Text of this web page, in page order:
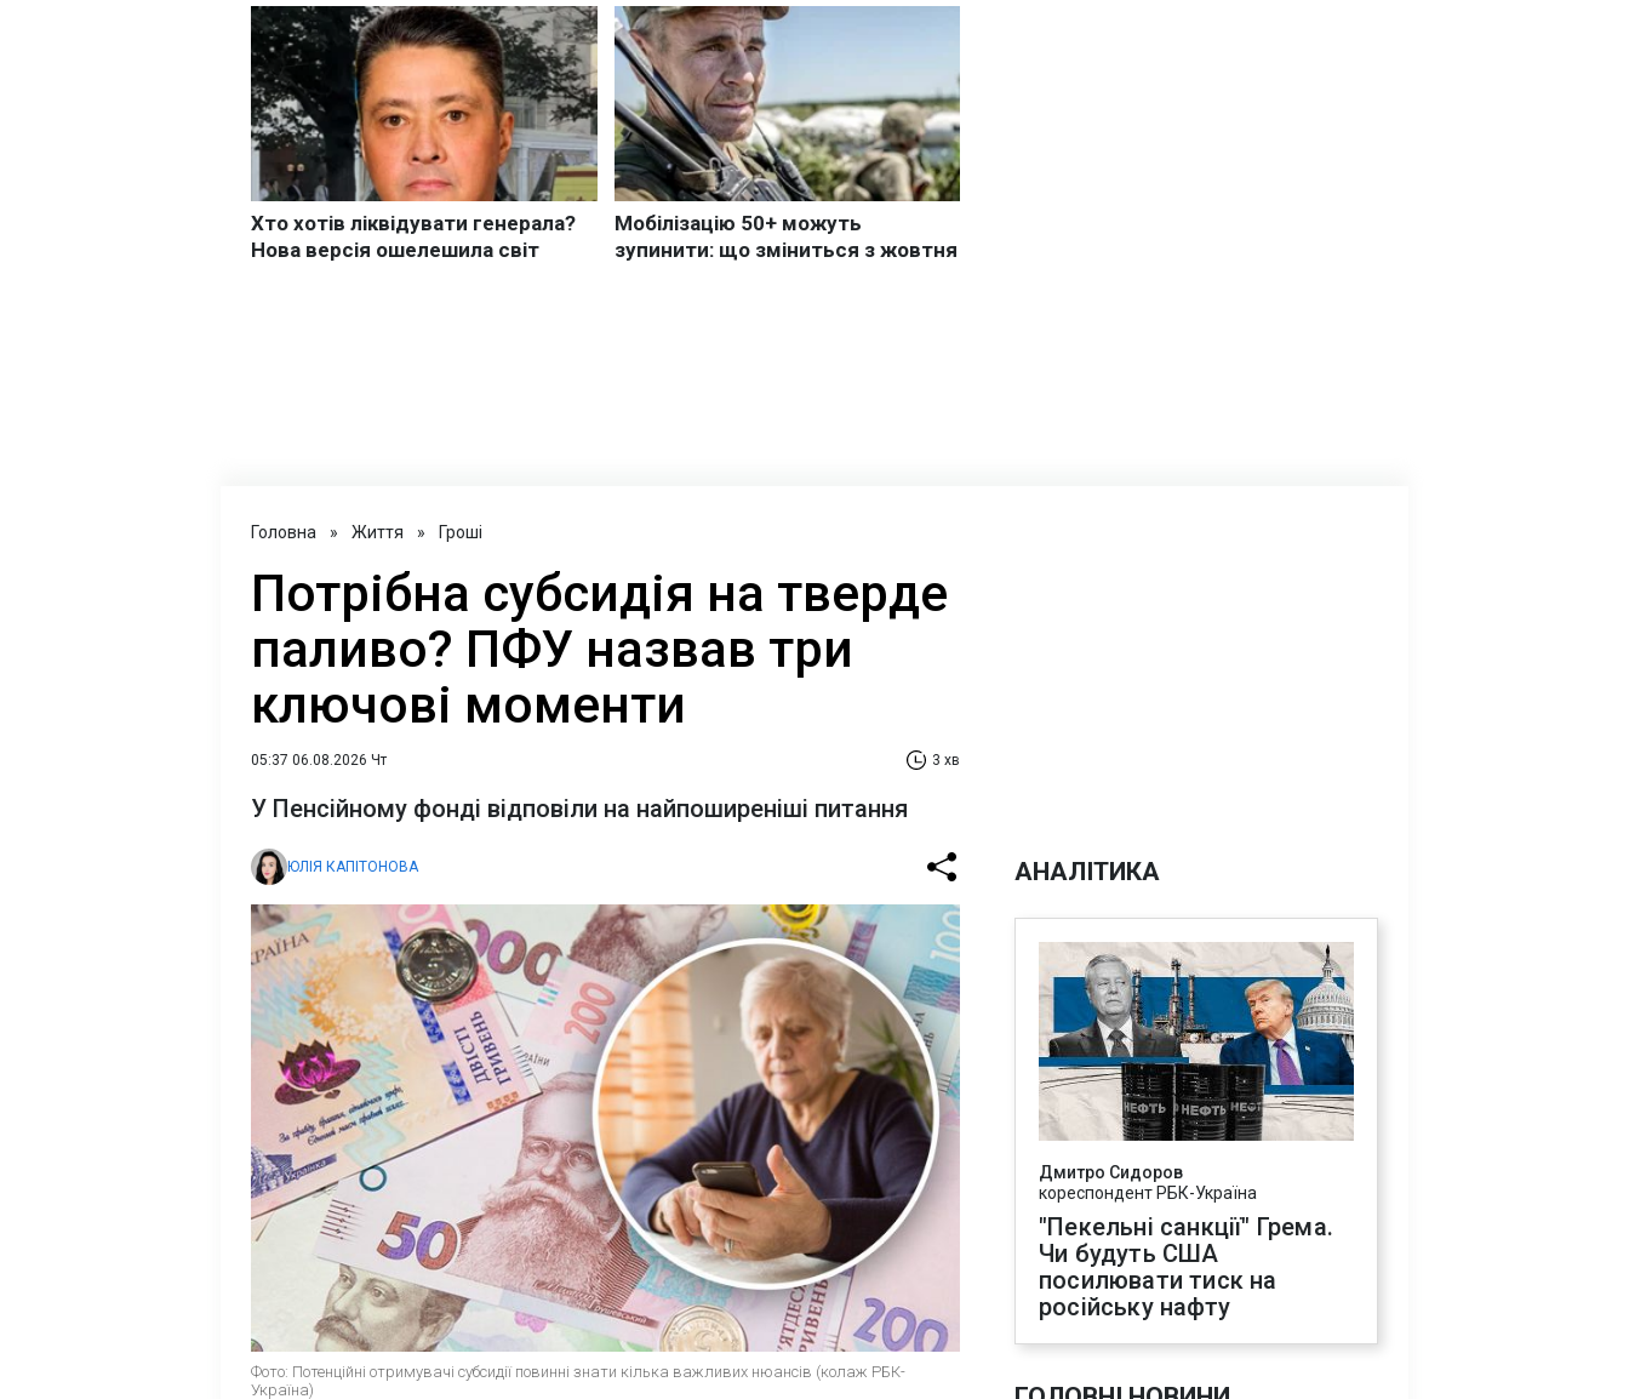
Головна » Життя » Гроші
Потрібна субсидія на тверде
паливо? ПФУ назвав три
ключові моменти
05:37 06.08.2026 Чт 3 хв
У Пенсійному фонді відповіли на найпоширеніші питання
ЮЛІЯ КАПІТОНОВА
Фото: Потенційні отримувачі субсидії повинні знати кілька важливих нюансів (колаж РБК-
Україна)
АНАЛІТИКА
Дмитро Сидоров
кореспондент РБК-Україна
"Пекельні санкції" Грема.
Чи будуть США
посилювати тиск на
російську нафту